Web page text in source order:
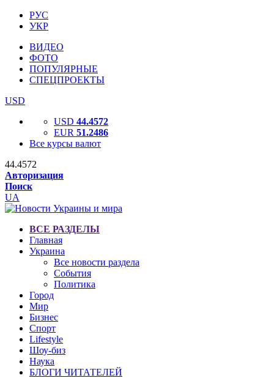
РУС
УКР
ВИДЕО
ФОТО
ПОПУЛЯРНЫЕ
СПЕЦПРОЕКТЫ
USD
USD 44.4572
EUR 51.2486
Все курсы валют
44.4572
Авторизация
Поиск
UA
ВСЕ РАЗДЕЛЫ
Главная
Украина
Все новости раздела
События
Политика
Город
Мир
Бизнес
Спорт
Lifestyle
Шоу-биз
Наука
БЛОГИ ЧИТАТЕЛЕЙ